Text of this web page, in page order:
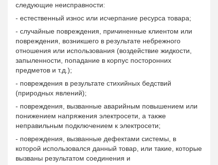
следующие неисправности:
- естественный износ или исчерпание ресурса товара;
- случайные повреждения, причиненные клиентом или
повреждения, возникшего в результате небрежного
отношения или использования (воздействие жидкости,
запыленности, попадание в корпус посторонних
предметов и т.д.);
- повреждения в результате стихийных бедствий
(природных явлений);
- повреждения, вызванные аварийным повышением или
понижением напряжения электросети, а также
неправильным подключением к электросети;
- повреждения, вызванные дефектами системы, в
которой использовался данный товар, или такие, которые
вызваны результатом соединения и